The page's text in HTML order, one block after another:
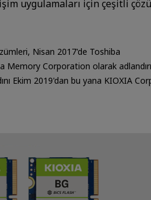
uygulamaları için çeşitli
Nisan 2017'de Toshiba
Memory Corporation olarak
Ekim 2019'dan bu yana KIOXIA